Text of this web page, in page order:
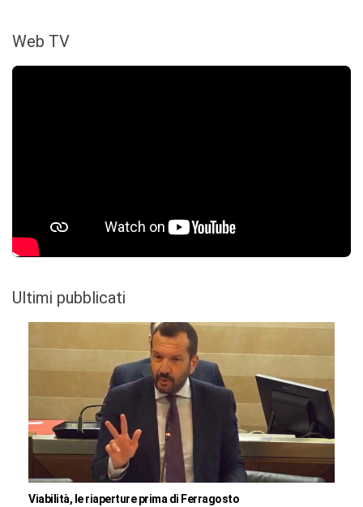
Web TV
Ultimi pubblicati
Viabilità, le riaperture prima di Ferragosto